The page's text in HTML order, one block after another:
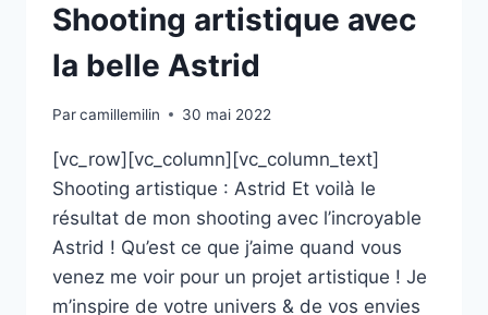
Shooting artistique avec
la belle Astrid
Parcamillemilin 30 mai 2022
[vc_row][vc_column][vc_column_text]
Shooting artistique : Astrid Et voilà le
résultat de mon shooting avec l’incroyable
Astrid ! Qu’est ce que j’aime quand vous
venez me voir pour un projet artistique ! Je
m’inspire de votre univers & de vos envies